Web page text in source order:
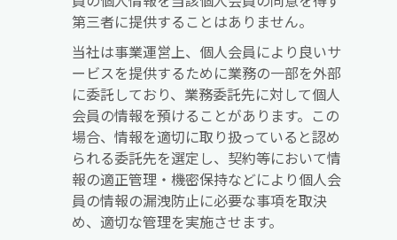
第三者に提供することはありません。
当社は事業運営上、個人会員により良いサ
ービスを提供するために業務の一部を外部
に委託しており、業務委託先に対して個人
会員の情報を預けることがあります。この
場合、情報を適切に取り扱っていると認め
られる委託先を選定し、契約等において情
報の適正管理・機密保持などにより個人会
員の情報の漏洩防止に必要な事項を取決
め、適切な管理を実施させます。